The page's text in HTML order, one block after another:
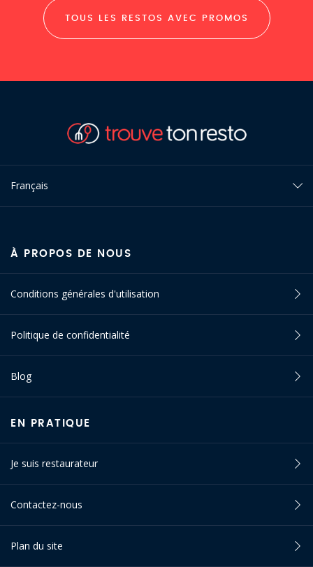
TOUS LES RESTOS AVEC PROMOS
Français
À PROPOS DE NOUS
Conditions générales d'utilisation
Politique de confidentialité
Blog
EN PRATIQUE
Je suis restaurateur
Contactez-nous
Plan du site